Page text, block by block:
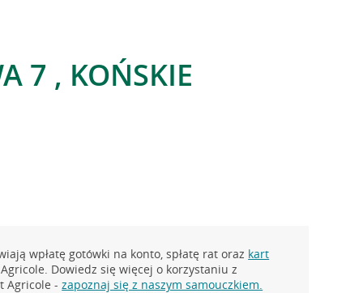
7 , KOŃSKIE
wpłatę gotówki na konto, spłatę rat oraz kart
Dowiedz się więcej o korzystaniu z
Agricole -zapoznaj się z naszym samouczkiem.